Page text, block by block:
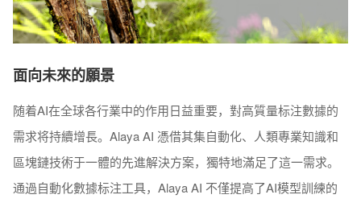
面向未來的願景
随着AI在全球各行業中的作用日益重要，對高質量标注數據的
需求将持續增長。Alaya AI 憑借其集自動化、人類專業知識和
區塊鏈技術于一體的先進解決方案，獨特地滿足了這一需求。
通過自動化數據标注工具，Alaya AI 不僅提高了AI模型訓練的